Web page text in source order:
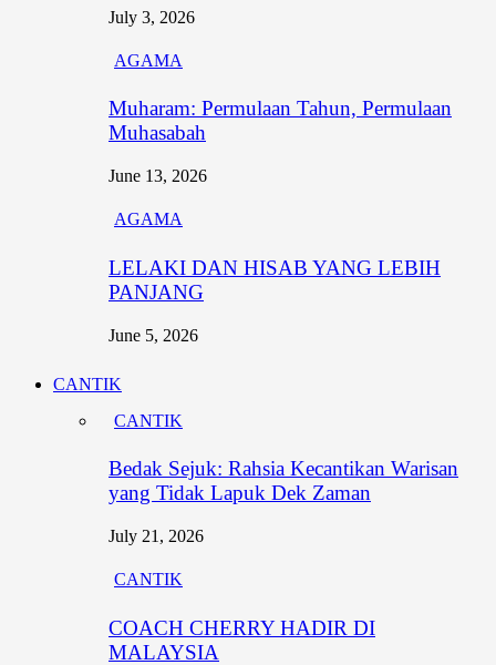
July 3, 2026
AGAMA
Muharam: Permulaan Tahun, Permulaan
Muhasabah
June 13, 2026
AGAMA
LELAKI DAN HISAB YANG LEBIH
PANJANG
June 5, 2026
CANTIK
CANTIK
Bedak Sejuk: Rahsia Kecantikan Warisan
yang Tidak Lapuk Dek Zaman
July 21, 2026
CANTIK
COACH CHERRY HADIR DI
MALAYSIA